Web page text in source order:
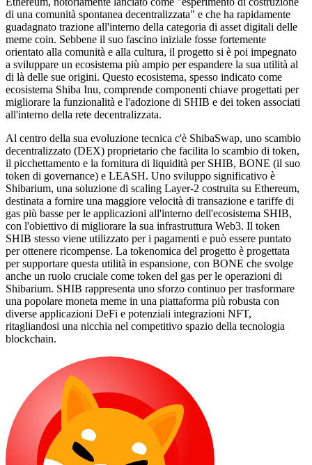
di una comunità spontanea decentralizzata" e che ha rapidamente
guadagnato trazione all'interno della categoria di asset digitali delle
meme coin. Sebbene il suo fascino iniziale fosse fortemente
orientato alla comunità e alla cultura, il progetto si è poi impegnato
a sviluppare un ecosistema più ampio per espandere la sua utilità al
di là delle sue origini. Questo ecosistema, spesso indicato come
ecosistema Shiba Inu, comprende componenti chiave progettati per
migliorare la funzionalità e l'adozione di SHIB e dei token associati
all'interno della rete decentralizzata.
Al centro della sua evoluzione tecnica c'è ShibaSwap, uno scambio
decentralizzato (DEX) proprietario che facilita lo scambio di token,
il picchettamento e la fornitura di liquidità per SHIB, BONE (il suo
token di governance) e LEASH. Uno sviluppo significativo è
Shibarium, una soluzione di scaling Layer-2 costruita su Ethereum,
destinata a fornire una maggiore velocità di transazione e tariffe di
gas più basse per le applicazioni all'interno dell'ecosistema SHIB,
con l'obiettivo di migliorare la sua infrastruttura Web3. Il token
SHIB stesso viene utilizzato per i pagamenti e può essere puntato
per ottenere ricompense. La tokenomica del progetto è progettata
per supportare questa utilità in espansione, con BONE che svolge
anche un ruolo cruciale come token del gas per le operazioni di
Shibarium. SHIB rappresenta uno sforzo continuo per trasformare
una popolare moneta meme in una piattaforma più robusta con
diverse applicazioni DeFi e potenziali integrazioni NFT,
ritagliandosi una nicchia nel competitivo spazio della tecnologia
blockchain.